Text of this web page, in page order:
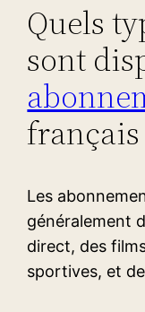
Quels
sont
français
Les
généralement
direct, des
sportives, et